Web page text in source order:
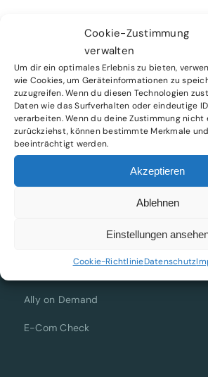
Cookie-Zustimmung
verwalten
Um dir ein optimales Erlebnis zu bieten,
wie Cookies, um Geräteinformationen zu
zuzugreifen. Wenn du diesen Technologien
Daten wie das Surfverhalten oder eindeutige
verarbeiten. Wenn du deine Zustimmung
zurückziehst, können bestimmte Merkmale
beeinträchtigt werden.
Akzeptieren
Ablehnen
Einstellungen
Cookie-RichtlinieDatenschutz
CFO & COO as a Service für
Commerce-Unternehmen im DACH-
Ally on Demand
E-Com Check